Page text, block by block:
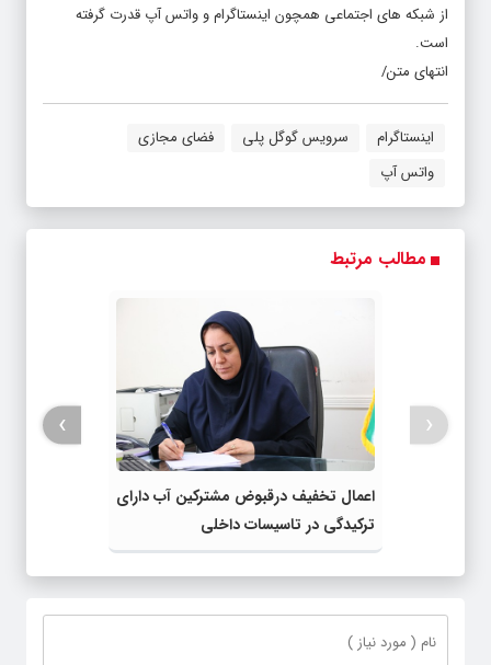
از شبکه های اجتماعی همچون اینستاگرام و واتس آپ قدرت گرفته
است.
انتهای متن/
اینستاگرام سرویس گوگل پلی
فضای مجازی
واتس آپ
مطالب مرتبط
اعمال تخفیف درقبوض مشترکین آب دارای
ترکیدگی در تاسیسات داخلی
‹
›